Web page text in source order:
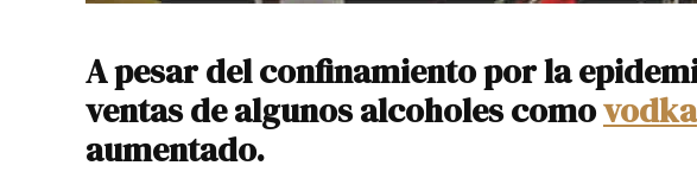
A pesar del confinamiento por la
ventas de algunos alcoholes comovodka
aumentado.